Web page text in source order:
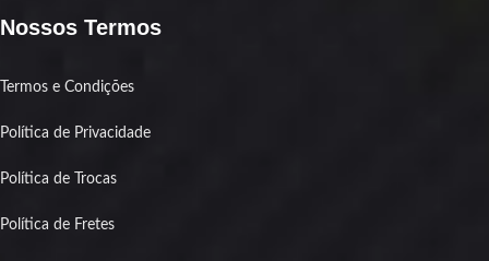
Nossos Termos
Termos e Condições
Política de Privacidade
Política de Trocas
Política de Fretes